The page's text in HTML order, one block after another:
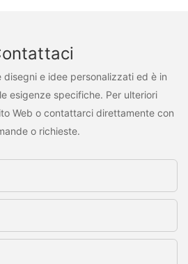
e idee personalizzati ed è in
esigenze specifiche. Per ulteriori
Web o contattarci direttamente con
o richieste.